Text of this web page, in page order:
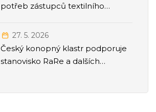
potřeb zástupců textilního
27. 5. 2026
Český konopný klastr podporuje
stanovisko RaRe a dalších